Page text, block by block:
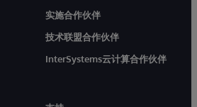
实施合作伙伴
技术联盟合作伙伴
InterSystems云计算合作伙伴